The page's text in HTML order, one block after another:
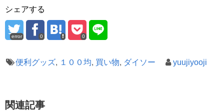
シェアする
error 0 0
便利グッズ, １００均, 買い物, ダイソー yuujiyooji
関連記事